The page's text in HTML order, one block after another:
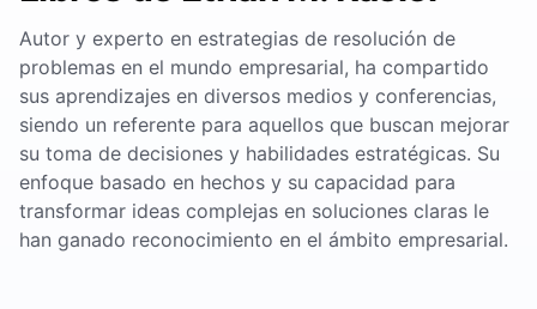
Autor y experto en estrategias de resolución de
problemas en el mundo empresarial, ha compartido
sus aprendizajes en diversos medios y conferencias,
siendo un referente para aquellos que buscan mejorar
su toma de decisiones y habilidades estratégicas. Su
enfoque basado en hechos y su capacidad para
transformar ideas complejas en soluciones claras le
han ganado reconocimiento en el ámbito empresarial.